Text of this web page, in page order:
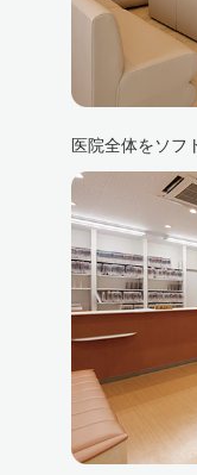
医院全体をソフ